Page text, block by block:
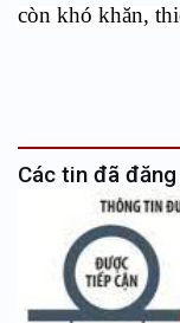
còn khó khăn,
Các tin đã đăng